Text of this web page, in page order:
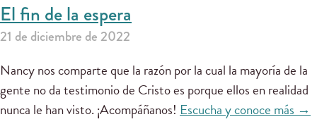
El fin de la espera
21 de diciembre de 2022
Nancy nos comparte que la razón por la cual la mayoría de la
gente no da testimonio de Cristo es porque ellos en realidad
nunca le han visto. ¡Acompáñanos! Escucha y conoce más →